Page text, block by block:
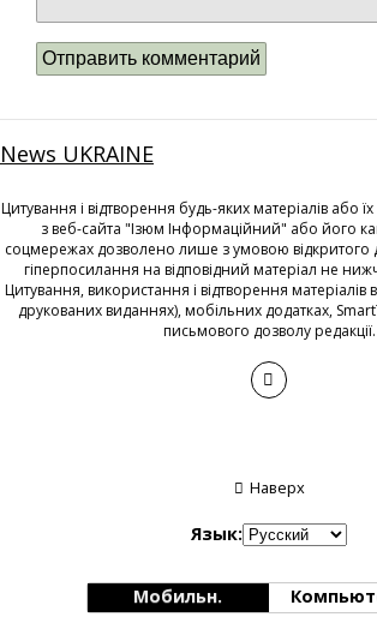
News UKRAINE
Цитування і відтворення будь-яких матеріалів або їх
з веб-сайта "Ізюм Інформаційний" або його
соцмережах дозволено лише з умовою відкритого
гіперпосилання на відповідний матеріал не
Цитування, використання і відтворення матеріалів
друкованих виданнях), мобільних додатках,
письмового дозволу редакції.
Наверх
Язык:
Мобильн.